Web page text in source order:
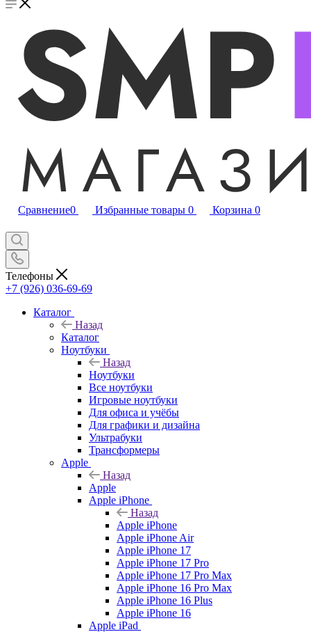
Сравнение0 Избранные товары 0 Корзина 0
Телефоны
+7 (926) 036-69-69
Каталог
Назад
Каталог
Ноутбуки
Назад
Ноутбуки
Все ноутбуки
Игровые ноутбуки
Для офиса и учёбы
Для графики и дизайна
Ультрабуки
Трансформеры
Apple
Назад
Apple
Apple iPhone
Назад
Apple iPhone
Apple iPhone Air
Apple iPhone 17
Apple iPhone 17 Pro
Apple iPhone 17 Pro Max
Apple iPhone 16 Pro Max
Apple iPhone 16 Plus
Apple iPhone 16
Apple iPad